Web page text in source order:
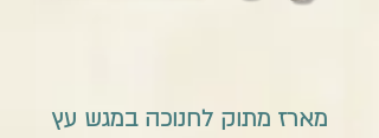
מארז מתוק לחנוכה במגש עץ